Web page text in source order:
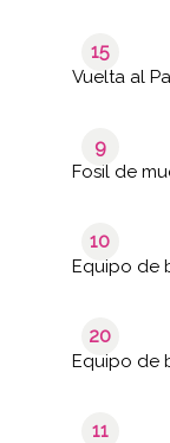
15
Vuelta al
9
Fosil de
10
Equipo de
20
Equipo de
11